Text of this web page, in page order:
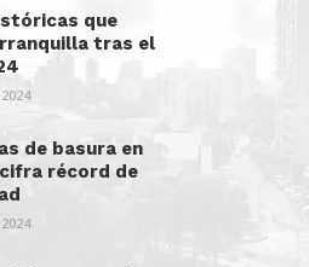
que
tras el
de basura en
récord de